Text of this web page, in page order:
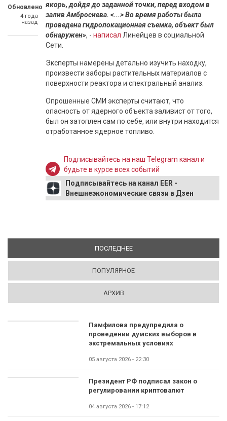
Обновлено
4 года
назад
якорь, дойдя до заданной точки, перед входом в
залив Амбросиева. <...> Во время работы была
проведена гидролокационная съемка, объект был
обнаружен», - написал Линейцев в социальной
Сети.
Эксперты намерены детально изучить находку,
произвести заборы растительных материалов с
поверхности реактора и спектральный анализ.
Опрошенные СМИ эксперты считают, что
опасность от ядерного объекта заливист от того,
был он затоплен сам по себе, или внутри находится
отработанное ядерное топливо.
Подписывайтесь на наш Telegram канал и
будьте в курсе всех событий
Подписывайтесь на канал EER -
Внешнеэкономические связи в Дзен
ПОСЛЕДНЕЕ(АКТИВНАЯ ВКЛАДКА)
ПОПУЛЯРНОЕ
АРХИВ
Памфилова предупредила о
проведении думских выборов в
экстремальных условиях
05 августа 2026 - 22:30
Президент РФ подписал закон о
регулировании криптовалют
04 августа 2026 - 17:12